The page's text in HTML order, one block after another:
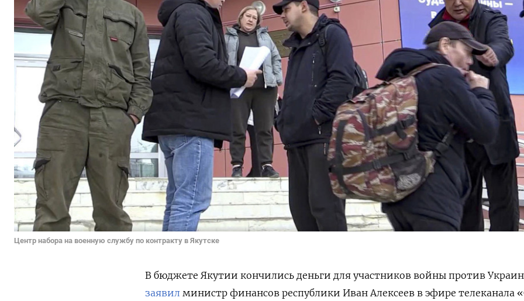
Центр набора на военную службу по контракту в Якутске
В бюджете Якутии кончились деньги для участников войны против
заявил министр финансов республики Иван Алексеев в эфире телеканала